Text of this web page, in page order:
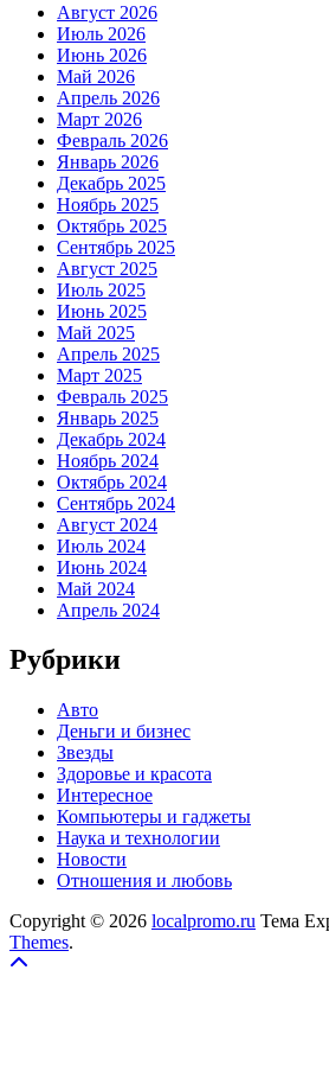
Август 2026
Июль 2026
Июнь 2026
Май 2026
Апрель 2026
Март 2026
Февраль 2026
Январь 2026
Декабрь 2025
Ноябрь 2025
Октябрь 2025
Сентябрь 2025
Август 2025
Июль 2025
Июнь 2025
Май 2025
Апрель 2025
Март 2025
Февраль 2025
Январь 2025
Декабрь 2024
Ноябрь 2024
Октябрь 2024
Сентябрь 2024
Август 2024
Июль 2024
Июнь 2024
Май 2024
Апрель 2024
Рубрики
Авто
Деньги и бизнес
Звезды
Здоровье и красота
Интересное
Компьютеры и гаджеты
Наука и технологии
Новости
Отношения и любовь
Copyright © 2026 localpromo.ru Тема
Themes.